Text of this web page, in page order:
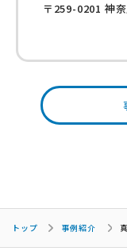
〒259-0201 神
トップ 事例紹介